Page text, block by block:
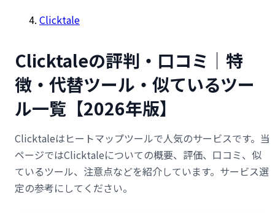
Clicktale
Clicktaleの評判・口コミ｜特
徴・代替ツール・似ているツー
ル一覧【2026年版】
Clicktaleはヒートマップツールで人気のサービスです。当
ページではClicktaleについての概要、評価、口コミ、似
ているツール、注意点などを紹介しています。サービス選
定の参考にしてください。